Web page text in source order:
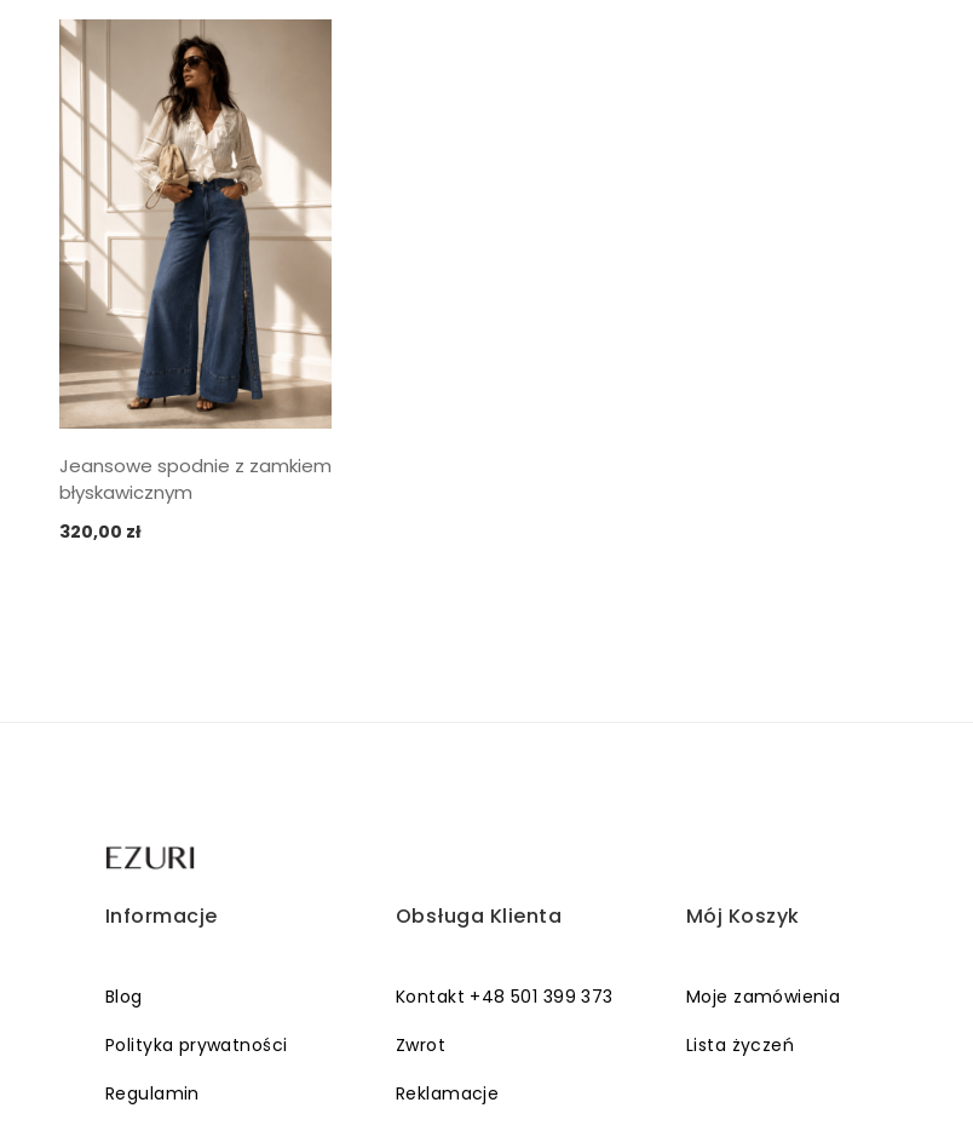
Jeansowe spodnie z zamkiem
błyskawicznym
320,00 zł
Informacje
Blog
Polityka prywatności
Regulamin
Obsługa Klienta
Kontakt +48 501 399 373
Zwrot
Reklamacje
Mój Koszyk
Moje zamówienia
Lista życzeń